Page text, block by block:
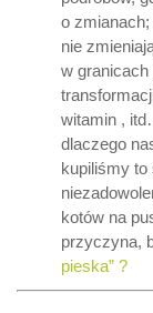
o zmianach;
nie
w
witamin ,
dlaczego
kupiliśmy to
kotów na
przyczyna,
pieska” ?